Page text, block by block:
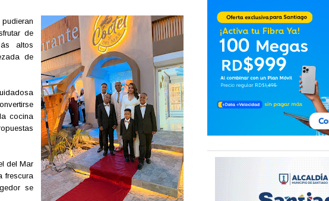
de
altos
de
cocina
del Mar
frescura
se